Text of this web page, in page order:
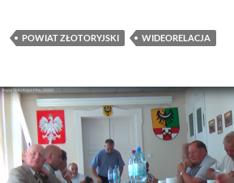
POWIAT ZŁOTORYJSKI WIDEORELACJA